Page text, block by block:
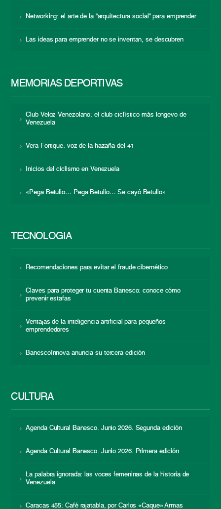
Networking: el arte de la “arquitectura social” para emprender
Las ideas para emprender no se inventan, se descubren
MEMORIAS DEPORTIVAS
Club Veloz Venezolano: el club ciclístico más longevo de
Venezuela
Vera Fortique: voz de la hazaña del 41
Inicios del ciclismo en Venezuela
«Pega Betulio… Pega Betulio… Se cayó Betulio»
TECNOLOGÍA
Recomendaciones para evitar el fraude cibernético
Claves para proteger tu cuenta Banesco: conoce cómo
prevenir estafas
Ventajas de la inteligencia artificial para pequeños
emprendedores
BanescoInnova anuncia su tercera edición
CULTURA
Agenda Cultural Banesco. Junio 2026. Segunda edición
Agenda Cultural Banesco. Junio 2026. Primera edición
La palabra ignorada: las voces femeninas de la historia de
Venezuela
Caracas 455: Café rajatabla, por Carlos «Caque» Armas